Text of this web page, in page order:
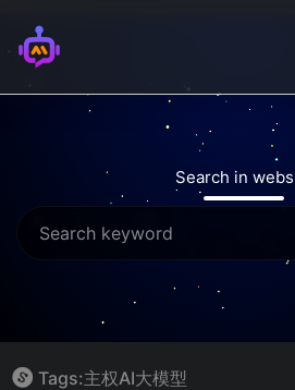
Search in
Tags:主权AI大模型